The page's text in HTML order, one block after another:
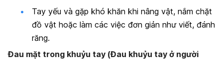
Tay yếu và gặp khó khăn khi nâng vật, nắm chặt
đồ vật hoặc làm các việc đơn giản như viết, đánh
răng.
Đau mặt trong khuỷu tay (Đau khuỷu tay ở người